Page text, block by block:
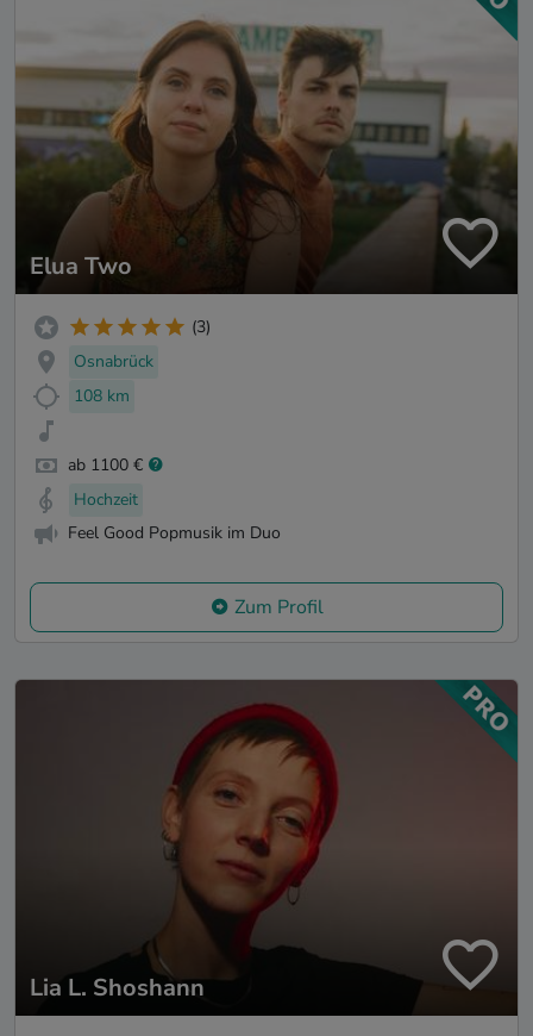
Elua Two
(3)
Osnabrück
108 km
ab 1100 €
Hochzeit
Feel Good Popmusik im Duo
Zum Profil
Lia L. Shoshann